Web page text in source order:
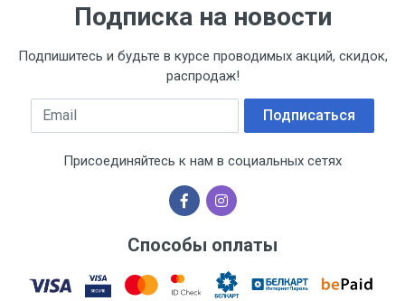
Подписка на новости
Подпишитесь и будьте в курсе проводимых акций, скидок,
распродаж!
Email Подписаться
Присоединяйтесь к нам в социальных сетях
Способы оплаты